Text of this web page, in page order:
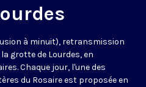
à minuit), retransmission
grotte de Lourdes, en
Chaque jour, l'une des
du Rosaire est proposée en